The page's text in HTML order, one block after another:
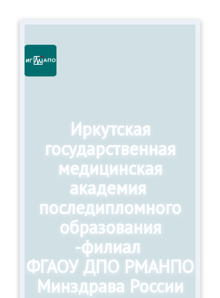
Иркутская
государственная
медицинская
академия
последипломного
образования
-филиал
ФГАОУ ДПО РМАНПО
Минздрава России